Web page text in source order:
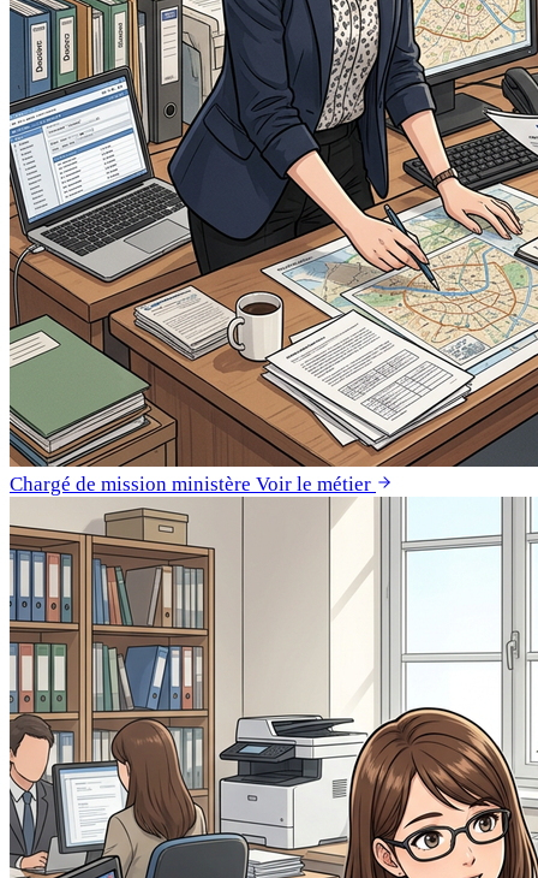
Chargé de mission ministère Voir le métier